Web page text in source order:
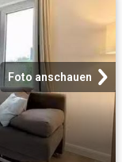
Foto anschauen